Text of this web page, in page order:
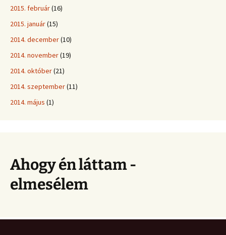
2015. február(16)
2015. január(15)
2014. december(10)
2014. november(19)
2014. október(21)
2014. szeptember(11)
2014. május (1)
Ahogy én láttam -
elmesélem